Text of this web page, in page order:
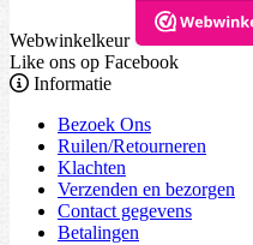
Webwinkelkeur
Like ons op Facebook
Informatie
Bezoek Ons
Ruilen/Retourneren
Klachten
Verzenden en bezorgen
Contact gegevens
Betalingen